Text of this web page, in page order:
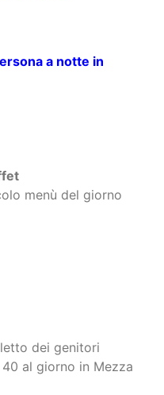
a notte in
menù del giorno
dei genitori
40 al giorno in Mezza